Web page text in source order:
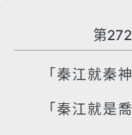
第
「秦江就秦
「秦江就是